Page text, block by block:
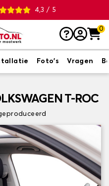
4,3 / 5
0
Foto's Vragen
T-ROC